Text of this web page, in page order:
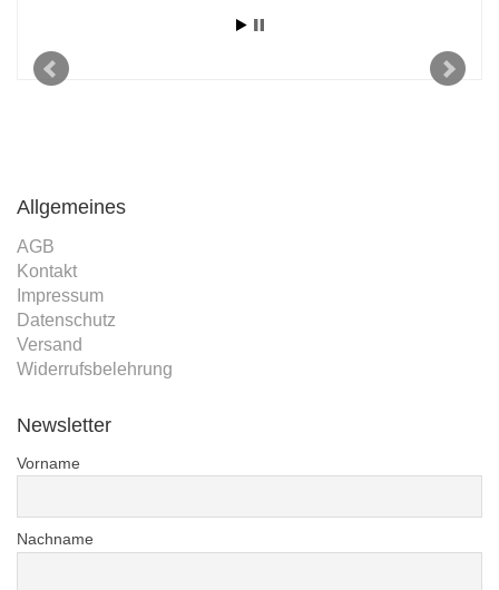
Allgemeines
AGB
Kontakt
Impressum
Datenschutz
Versand
Widerrufsbelehrung
Newsletter
Vorname
Nachname